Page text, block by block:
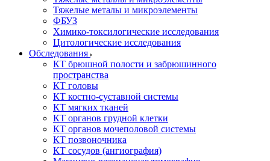
Тяжелые металы и микроэлементы
ФБУЗ
Химико-токсилогические исследования
Цитологические исследования
Обследования
КТ брюшной полости и забрюшинного
пространства
КТ головы
КТ костно-суставной системы
КТ мягких тканей
КТ органов грудной клетки
КТ органов мочеполовой системы
КТ позвоночника
КТ сосудов (ангиография)